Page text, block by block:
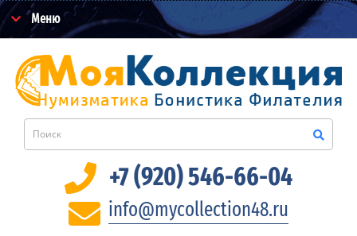
Меню
+7 (920) 546-66-04
info@mycollection48.ru